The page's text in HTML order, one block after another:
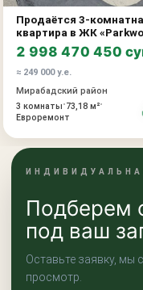
Продаётся 3-
квартира в ЖК
2 998 470 450
≈ 249 000 у.е.
Мирабадский район
3 комнаты•73,18 м²•
Евроремонт
Подберем
под ваш
Оставьте заявку, мы
просмотр.